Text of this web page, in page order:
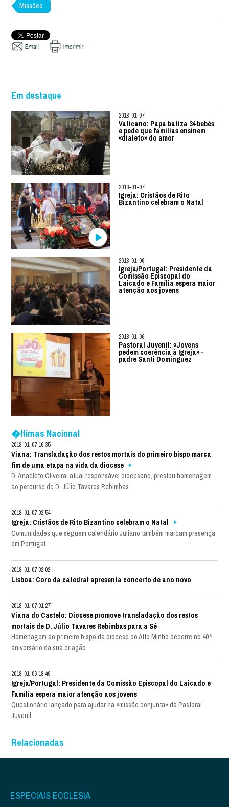
Missões
Em destaque
2018-01-07
Vaticano: Papa batiza 34 bebés
e pede que famílias ensinem
«dialeto» do amor
2018-01-07
Igreja: Cristãos de Rito
Bizantino celebram o Natal
2018-01-06
Igreja/Portugal: Presidente da
Comissão Episcopal do
Laicado e Família espera maior
atenção aos jovens
2018-01-06
Pastoral Juvenil: «Jovens
pedem coerência à Igreja» -
padre Santi Dominguez
�ltimas Nacional
2018-01-07 16:35
Viana: Transladação dos restos mortais do primeiro bispo marca
fim de uma etapa na vida da diocese
D. Anacleto Oliveira, atual responsável diocesano, prestou homenagem
ao percurso de D. Júlio Tavares Rebimbas
2018-01-07 02:54
Igreja: Cristãos de Rito Bizantino celebram o Natal
Comunidades que seguem calendário Juliano também marcam presença
em Portugal
2018-01-07 02:02
Lisboa: Coro da catedral apresenta concerto de ano novo
2018-01-07 01:27
Viana do Castelo: Diocese promove transladação dos restos
mortais de D. Júlio Tavares Rebimbas para a Sé
Homenagem ao primeiro bispo da diocese do Alto Minho decorre no 40.º
aniversário da sua criação
2018-01-06 18:49
Igreja/Portugal: Presidente da Comissão Episcopal do Laicado e
Família espera maior atenção aos jovens
Questionário lançado para ajudar na «missão conjunta» da Pastoral
Juvenil
Relacionadas
ESPECIAIS ECCLESIA